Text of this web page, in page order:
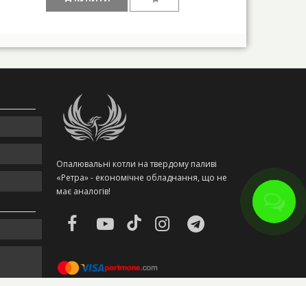
Опалювальні котли на твердому паливі
«Ретра» - економічне обладнання, що не
має аналогів!